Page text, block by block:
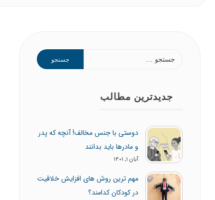
برای:
جدیدترین مطالب
دوستی با جنس مخالف! آنچه که پدر
و مادرها باید بدانند
آبان 1, 1401
مهم ترین روش های افزایش خلاقیت
در کودکان کدامند؟